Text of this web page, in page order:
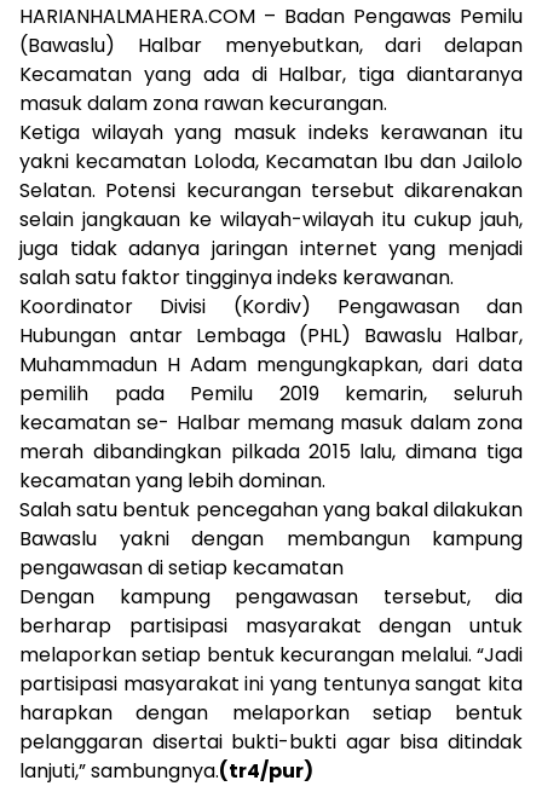
HARIANHALMAHERA.COM – Badan Pengawas Pemilu
(Bawaslu) Halbar menyebutkan, dari delapan
Kecamatan yang ada di Halbar, tiga diantaranya
masuk dalam zona rawan kecurangan.
Ketiga wilayah yang masuk indeks kerawanan itu
yakni kecamatan Loloda, Kecamatan Ibu dan Jailolo
Selatan. Potensi kecurangan tersebut dikarenakan
selain jangkauan ke wilayah-wilayah itu cukup jauh,
juga tidak adanya jaringan internet yang menjadi
salah satu faktor tingginya indeks kerawanan.
Koordinator Divisi (Kordiv) Pengawasan dan
Hubungan antar Lembaga (PHL) Bawaslu Halbar,
Muhammadun H Adam mengungkapkan, dari data
pemilih pada Pemilu 2019 kemarin, seluruh
kecamatan se- Halbar memang masuk dalam zona
merah dibandingkan pilkada 2015 lalu, dimana tiga
kecamatan yang lebih dominan.
Salah satu bentuk pencegahan yang bakal dilakukan
Bawaslu yakni dengan membangun kampung
pengawasan di setiap kecamatan
Dengan kampung pengawasan tersebut, dia
berharap partisipasi masyarakat dengan untuk
melaporkan setiap bentuk kecurangan melalui. “Jadi
partisipasi masyarakat ini yang tentunya sangat kita
harapkan dengan melaporkan setiap bentuk
pelanggaran disertai bukti-bukti agar bisa ditindak
lanjuti,” sambungnya.(tr4/pur)